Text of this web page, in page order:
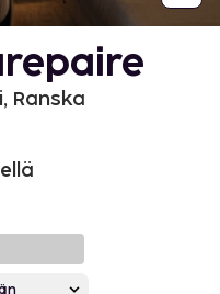
Ranska